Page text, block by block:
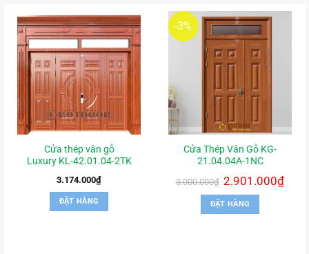
Cửa thép vân gỗ
Luxury KL-42.01.04-2TK
3.174.000₫
ĐẶT HÀNG
-3%
Cửa Thép Vân Gỗ KG-
21.04.04A-1NC
3.000.000₫ Giá
gốc
là:
3.000.000₫.
2.901.000₫Giá
ĐẶT HÀNG